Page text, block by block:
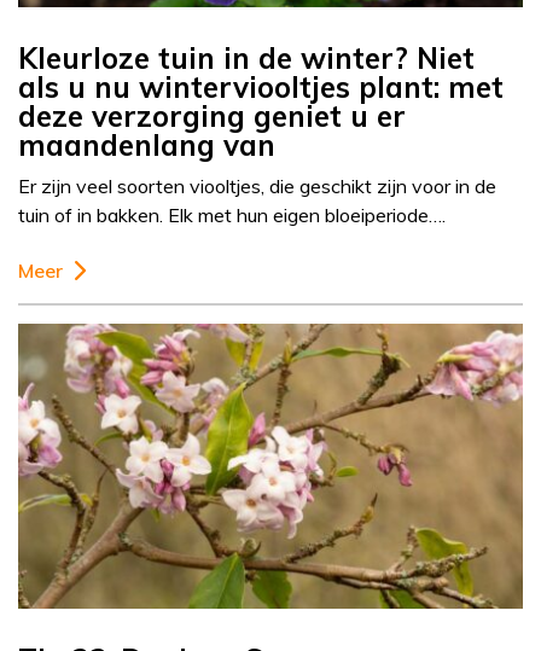
Kleurloze tuin in de winter? Niet
als u nu winterviooltjes plant: met
deze verzorging geniet u er
maandenlang van
Er zijn veel soorten viooltjes, die geschikt zijn voor in de
tuin of in bakken. Elk met hun eigen bloeiperiode….
Meer